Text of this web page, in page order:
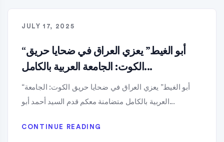
JULY 17, 2025
“أبو الغيط” يعزي العراق في ضحايا حريق
الكوت: الجامعة العربية بالكامل...
“أبو الغيط” يعزي العراق في ضحايا حريق الكوت: الجامعة
العربية بالكامل متضامنة معكم قدم السيد أحمد أبو...
CONTINUE READING